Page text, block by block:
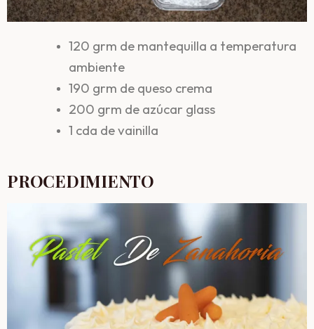
120 grm de mantequilla a temperatura
ambiente
190 grm de queso crema
200 grm de azúcar glass
1 cda de vainilla
PROCEDIMIENTO